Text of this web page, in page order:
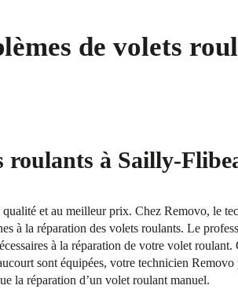
de volets
roulants à Sailly-
et au meilleur prix. Chez Removo, le
à la réparation des volets roulants. Le
à la réparation de votre volet roulant.
sont équipées, votre technicien Removo
la réparation d’un volet roulant manuel.